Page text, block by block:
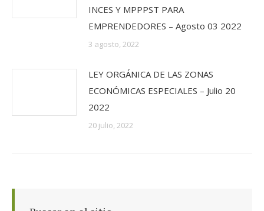
INCES Y MPPPST PARA
EMPRENDEDORES – Agosto 03 2022
3 agosto, 2022
LEY ORGÁNICA DE LAS ZONAS
ECONÓMICAS ESPECIALES – Julio 20
2022
20 julio, 2022